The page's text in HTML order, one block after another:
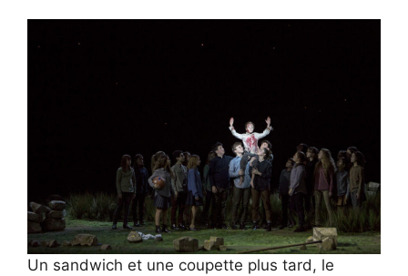
Un sandwich et une coupette plus tard, le